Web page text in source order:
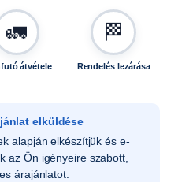
🚛
átvétele
🏁
Rendelés lezárása
elfogadása
követően ellenőrizzük
és rendelését rögzítjük